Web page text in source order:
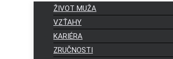
ŽIVOT MUŽA
VZŤAHY
KARIÉRA
ZRUČNOSTI